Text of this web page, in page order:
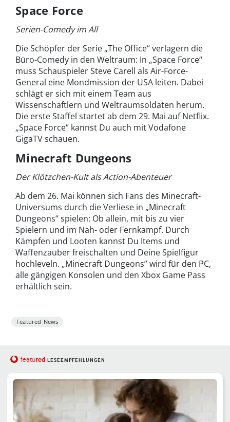
Space Force
Serien-Comedy im All
Die Schöpfer der Serie „The Office“ verlagern die
Büro-Comedy in den Weltraum: In „Space Force“
muss Schauspieler Steve Carell als Air-Force-
General eine Mondmission der USA leiten. Dabei
schlägt er sich mit einem Team aus
Wissenschaftlern und Weltraumsoldaten herum.
Die erste Staffel startet ab dem 29. Mai auf Netflix.
„Space Force“ kannst Du auch mit Vodafone
GigaTV schauen.
Minecraft Dungeons
Der Klötzchen-Kult als Action-Abenteuer
Ab dem 26. Mai können sich Fans des Minecraft-
Universums durch die Verliese in „Minecraft
Dungeons“ spielen: Ob allein, mit bis zu vier
Spielern und im Nah- oder Fernkampf. Durch
Kämpfen und Looten kannst Du Items und
Waffenzauber freischalten und Deine Spielfigur
hochleveln. „Minecraft Dungeons” wird für den PC,
alle gängigen Konsolen und den Xbox Game Pass
erhältlich sein.
Featured-News
featured LESEEMPFEHLUNGEN